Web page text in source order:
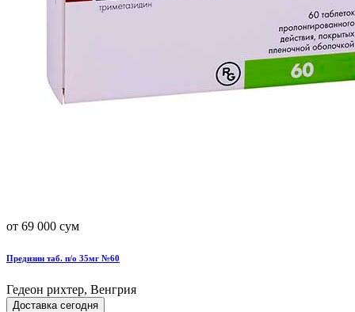
от 69 000 сум
Предизин таб. п/о 35мг №60
Гедеон рихтер, Венгрия
Доставка сегодня